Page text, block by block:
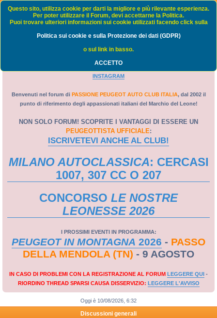
Passione Peugeot Auto Club Italia - FORUM
GRUPPO FACEBOOK
INSTAGRAM
Benvenuti nel forum di PASSIONE PEUGEOT AUTO CLUB ITALIA, dal 2002 il
punto di riferimento degli appassionati italiani del Marchio del Leone!
NON SOLO FORUM! SCOPRITE I VANTAGGI DI ESSERE UN
PEUGEOTTISTA UFFICIALE:
ISCRIVETEVI ANCHE AL CLUB!
MILANO AUTOCLASSICA: CERCASI
1007, 307 CC O 207
CONCORSO LE NOSTRE
LEONESSE 2026
I PROSSIMI EVENTI IN PROGRAMMA:
PEUGEOT IN MONTAGNA 2026 - PASSO
DELLA MENDOLA (TN) - 9 AGOSTO
IN CASO DI PROBLEMI CON LA REGISTRAZIONE AL FORUM LEGGERE QUI -
RIORDINO THREAD SPARSI CAUSA DISSERVIZIO: LEGGERE L'AVVISO
Oggi è 10/08/2026, 6:32
Discussioni generali
Questo sito, utilizza cookie per darti la migliore e più rilevante esperienza.
Per poter utilizzare il Forum, devi accettarne la Politica.
Puoi trovare ulteriori informazioni sui cookie utilizzati facendo click sulla
Politica sui cookie e sulla Protezione dei dati (GDPR)
o sul link in basso.
ACCETTO